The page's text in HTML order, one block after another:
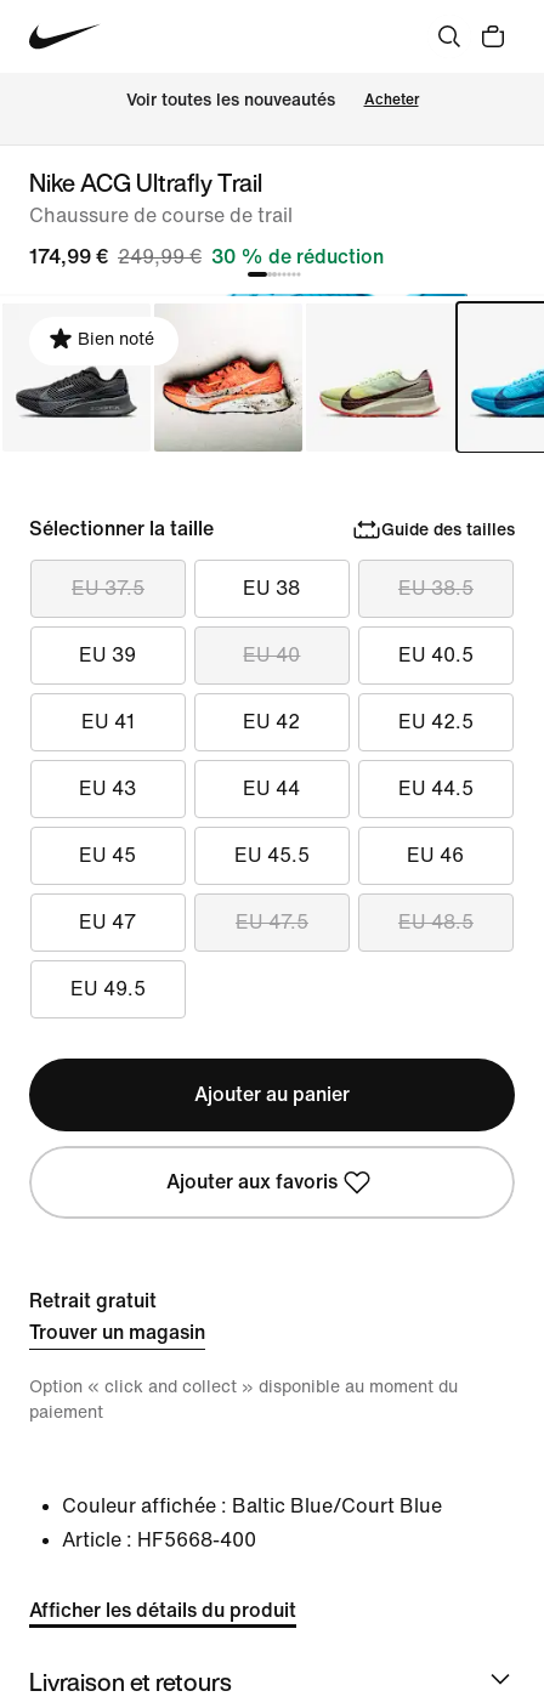
Voir toutes les nouveautés Acheter
Nike ACG Ultrafly Trail
Chaussure de course de trail
174,99 € 249,99 € 30 % de réduction
Bien noté
Sélectionner la taille Guide des tailles
EU 37.5 EU 38 EU 38.5
EU 39 EU 40 EU 40.5
EU 41 EU 42 EU 42.5
EU 43 EU 44 EU 44.5
EU 45 EU 45.5 EU 46
EU 47 EU 47.5 EU 48.5
EU 49.5
Ajouter au panier
Ajouter aux favoris
Retrait gratuit
Trouver un magasin
Option « click and collect » disponible au moment du
paiement
Couleur affichée : Baltic Blue/Court Blue
Article : HF5668-400
Afficher les détails du produit
Livraison et retours